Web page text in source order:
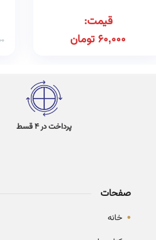
۱۳۹۷/۸/۱۳)
قیمت:
60,000 تومان
پرداخت در 4 قسط
صفحات
• خانه